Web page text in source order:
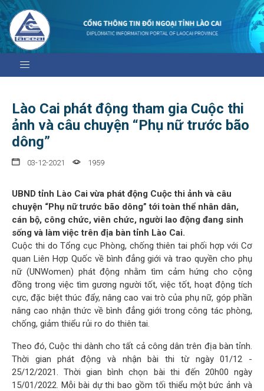
Lào Cai phát động tham gia Cuộc thi
ảnh và câu chuyện “Phụ nữ trước bão
dông”
03-12-2021 1959
UBND tỉnh Lào Cai vừa phát động Cuộc thi ảnh và câu
chuyện “Phụ nữ trước bão dông” tới toàn thể nhân dân,
cán bộ, công chức, viên chức, người lao động đang sinh
sống và làm việc trên địa bàn tỉnh Lào Cai.
Cuộc thi do Tổng cục Phòng, chống thiên tai phối hợp với Cơ
quan Liên Hợp Quốc về bình đẳng giới và trao quyền cho phụ
nữ (UNWomen) phát động nhằm tìm cảm hứng cho cộng
đồng trong việc tìm gương người tốt, việc tốt, hoạt động tích
cực, đặc biệt thúc đẩy, nâng cao vai trò của phụ nữ, góp phần
nâng cao nhận thức về bình đẳng giới trong công tác phòng,
chống, giảm thiểu rủi ro do thiên tai.
Theo đó, Cuộc thi dành cho tất cả công dân trên địa bàn tỉnh.
Thời gian phát động và nhận bài thi từ ngày 01/12 -
25/12/2021. Thời gian bình chọn bài thi đến 20h00 ngày
15/01/2022. Mỗi bài dự thi bao gồm tối thiểu một bức ảnh và